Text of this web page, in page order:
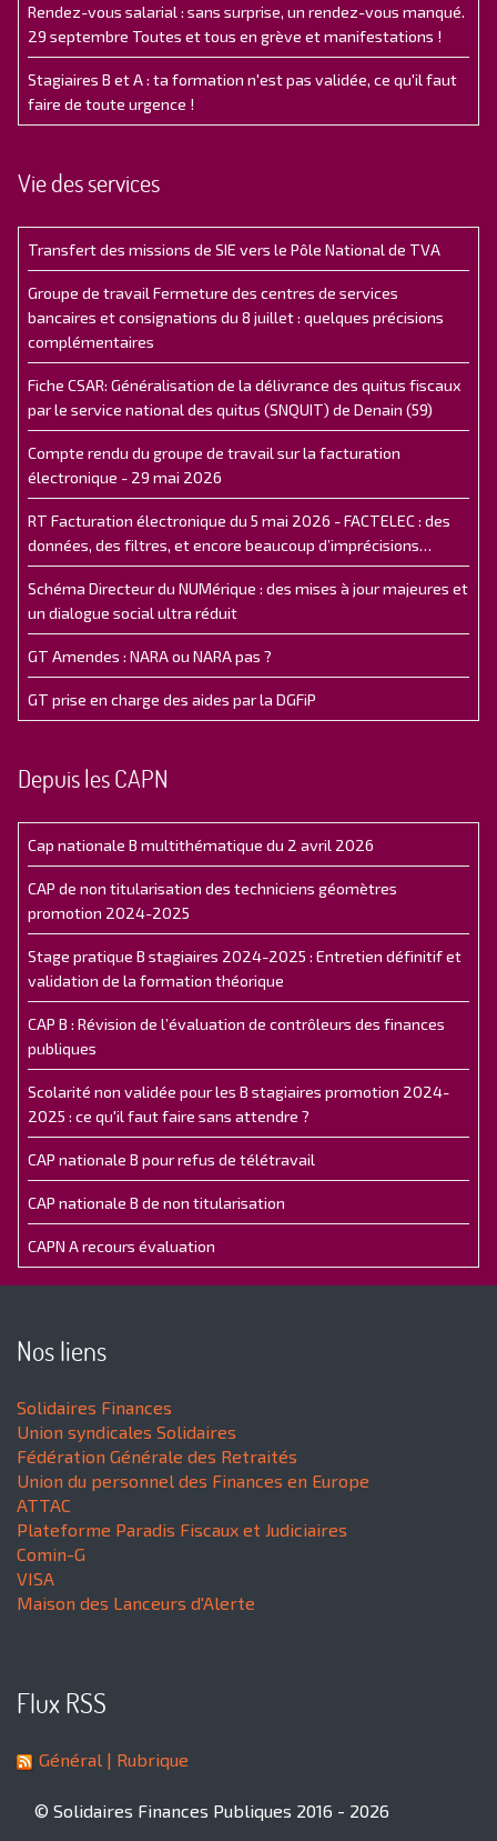
Rendez-vous salarial : sans surprise, un rendez-vous manqué.
29 septembre Toutes et tous en grève et manifestations !
Stagiaires B et A : ta formation n'est pas validée, ce qu'il faut
faire de toute urgence !
Vie des services
Transfert des missions de SIE vers le Pôle National de TVA
Groupe de travail Fermeture des centres de services
bancaires et consignations du 8 juillet : quelques précisions
complémentaires
Fiche CSAR: Généralisation de la délivrance des quitus fiscaux
par le service national des quitus (SNQUIT) de Denain (59)
Compte rendu du groupe de travail sur la facturation
électronique - 29 mai 2026
RT Facturation électronique du 5 mai 2026 - FACTELEC : des
données, des filtres, et encore beaucoup d’imprécisions…
Schéma Directeur du NUMérique : des mises à jour majeures et
un dialogue social ultra réduit
GT Amendes : NARA ou NARA pas ?
GT prise en charge des aides par la DGFiP
Depuis les CAPN
Cap nationale B multithématique du 2 avril 2026
CAP de non titularisation des techniciens géomètres
promotion 2024-2025
Stage pratique B stagiaires 2024-2025 : Entretien définitif et
validation de la formation théorique
CAP B : Révision de l’évaluation de contrôleurs des finances
publiques
Scolarité non validée pour les B stagiaires promotion 2024-
2025 : ce qu'il faut faire sans attendre ?
CAP nationale B pour refus de télétravail
CAP nationale B de non titularisation
CAPN A recours évaluation
Nos liens
Solidaires Finances
Union syndicales Solidaires
Fédération Générale des Retraités
Union du personnel des Finances en Europe
ATTAC
Plateforme Paradis Fiscaux et Judiciaires
Comin-G
VISA
Maison des Lanceurs d'Alerte
Flux RSS
Général | Rubrique
© Solidaires Finances Publiques 2016 - 2026